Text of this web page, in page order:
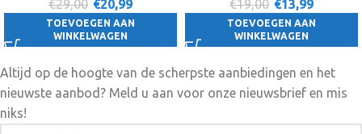
€29,00 €20,99
TOEVOEGEN AAN
WINKELWAGEN
€19,00 €13,99
TOEVOEGEN AAN
WINKELWAGEN
Altijd op de hoogte van de scherpste aanbiedingen en het
nieuwste aanbod? Meld u aan voor onze nieuwsbrief en mis
niks!